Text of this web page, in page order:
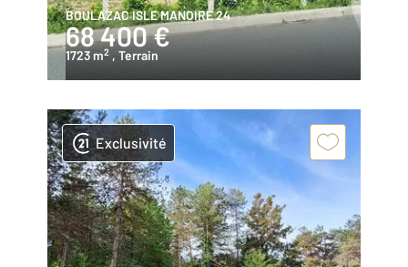
BOULAZAC ISLE MANOIRE 24
68 400 €
1723 m2 , Terrain
Exclusivité